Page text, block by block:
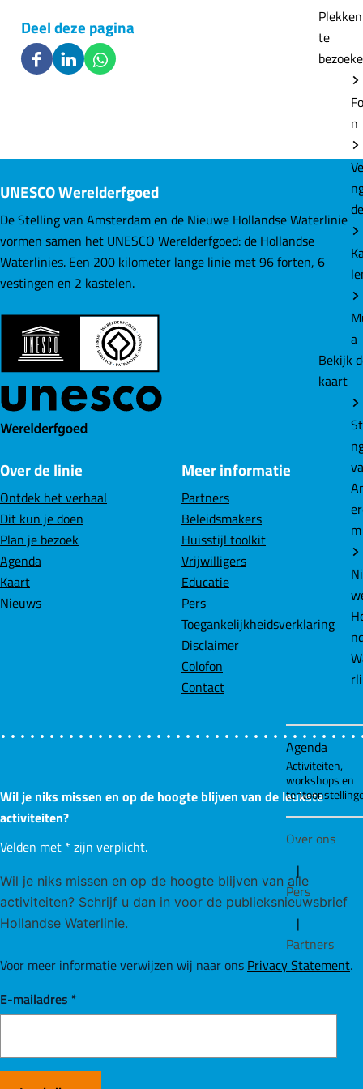
te
n
a
Bekijk
kaart
m
Agenda
Activiteiten,
workshops en
Over ons
|
Pers
|
Partners
Deel deze pagina
D
z
e
p
a
g
n
a
o
p
F
a
e
b
o
o
k
D
z
e
p
a
g
n
p
L
i
k
d
I
n
D
z
e
p
a
g
n
a
o
p
W
A
UNESCO Werelderfgoed
De Stelling van Amsterdam en de Nieuwe Hollandse Waterlinie
vormen samen het UNESCO Werelderfgoed: de Hollandse
Waterlinies. Een 200 kilometer lange linie met 96 forten, 6
vestingen en 2 kastelen.
Over de linie
Ontdek het verhaal
Dit kun je doen
Plan je bezoek
Agenda
Kaart
Nieuws
Meer informatie
Partners
Beleidsmakers
Huisstijl toolkit
Vrijwilligers
Educatie
Pers
Toegankelijkheidsverklaring
Disclaimer
Colofon
Contact
Wil je niks missen en op de hoogte blijven van de leukste
activiteiten?
Velden met * zijn verplicht.
Wil je niks missen en op de hoogte blijven van alle
activiteiten? Schrijf u dan in voor de publieksnieuwsbrief
Hollandse Waterlinie.
Voor meer informatie verwijzen wij naar ons Privacy Statement.
E-mailadres *